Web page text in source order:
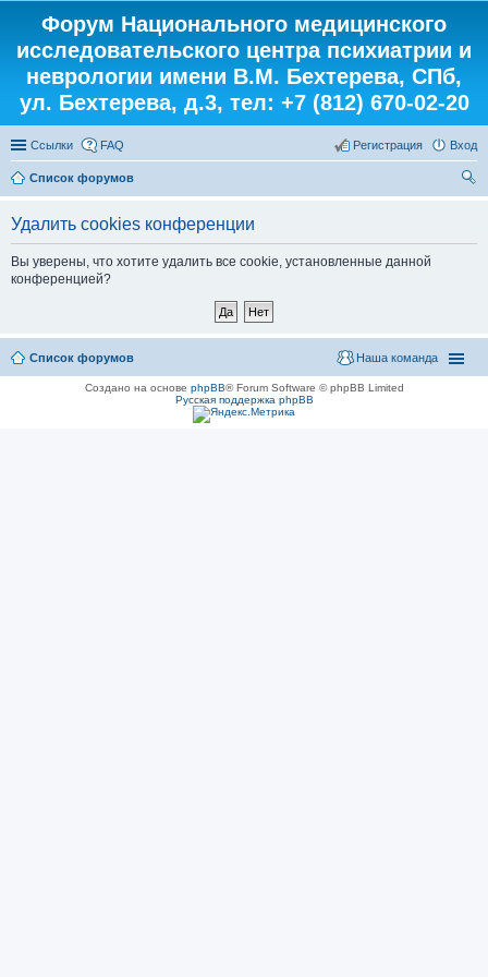
Форум Национального медицинского
исследовательского центра психиатрии и
неврологии имени В.М. Бехтерева, СПб,
ул. Бехтерева, д.3, тел: +7 (812) 670-02-20
Ссылки FAQ Вход
Регистрация
Список форумов
Удалить cookies конференции
Вы уверены, что хотите удалить все cookie, установленные данной
конференцией?
Список форумов Наша команда
Создано на основе phpBB® Forum Software © phpBB Limited
Русская поддержка phpBB